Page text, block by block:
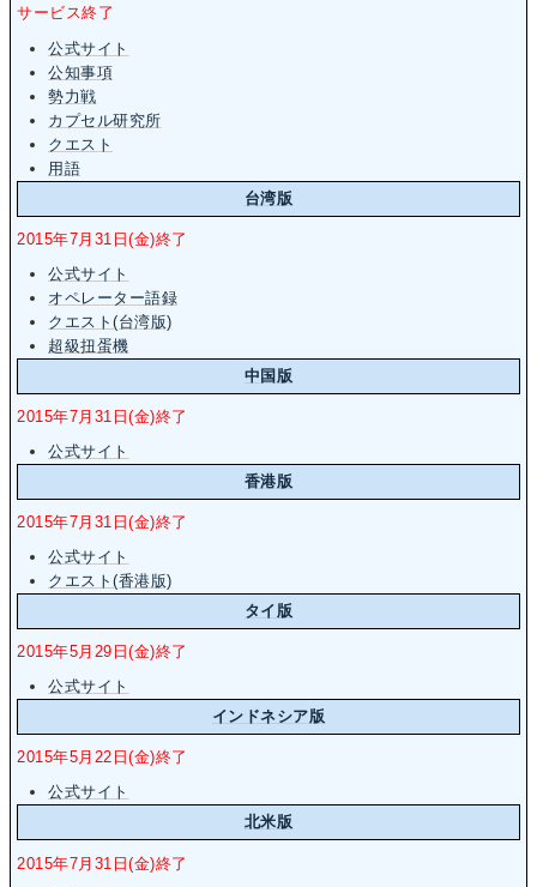
サービス終了
公式サイト
公知事項
勢力戦
カプセル研究所
クエスト
用語
台湾版
2015年7月31日(金)終了
公式サイト
オペレーター語録
クエスト(台湾版)
超級扭蛋機
中国版
2015年7月31日(金)終了
公式サイト
香港版
2015年7月31日(金)終了
公式サイト
クエスト(香港版)
タイ版
2015年5月29日(金)終了
公式サイト
インドネシア版
2015年5月22日(金)終了
公式サイト
北米版
2015年7月31日(金)終了